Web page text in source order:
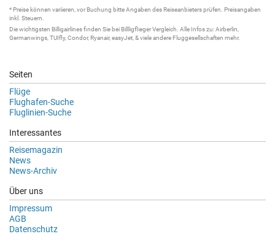
* Preise können variieren, vor Buchung bitte Angaben des Reiseanbieters prüfen. Preisangaben
inkl. Steuern.
Die wichtigsten Billigairlinesfinden Sie bei Billligflieger Vergleich . Alle Infos zu:Airberlin
Germanwings TUIfly, Condor, Ryanair,easyJet , & viele andere Fluggesellschaften mehr.
Seiten
Flüge
Flughafen-Suche
Fluglinien-Suche
Interessantes
Reisemagazin
News
News-Archiv
Über uns
Impressum
AGB
Datenschutz